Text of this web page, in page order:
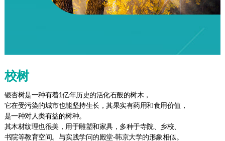
校树
银杏树是一种有着1亿年历史的活化石般的树木，
它在受污染的城市也能坚持生长，其果实有药用和食用价值，
是一种对人类有益的树种。
其木材纹理也很美，用于雕塑和家具，多种于寺院、乡校、
书院等教育空间。与实践学问的殿堂-韩京大学的形象相似。